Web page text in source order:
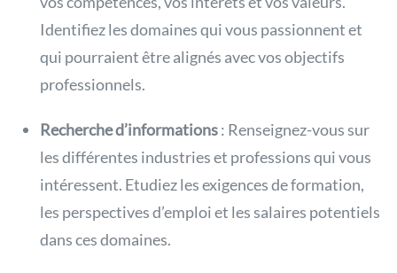
Identifiez les domaines qui vous passionnent et
qui pourraient être alignés avec vos objectifs
professionnels.
Recherche d’informations: Renseignez-vous sur
les différentes industries et professions qui vous
intéressent. Etudiez les exigences de formation,
les perspectives d’emploi et les salaires potentiels
dans ces domaines.